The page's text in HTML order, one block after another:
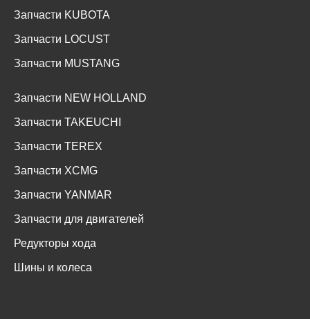
Запчасти KUBOTA
Запчасти LOCUST
Запчасти MUSTANG
Запчасти NEW HOLLAND
Запчасти TAKEUCHI
Запчасти TEREX
Запчасти XCMG
Запчасти YANMAR
Запчасти для двигателей
Редукторы хода
Шины и колеса